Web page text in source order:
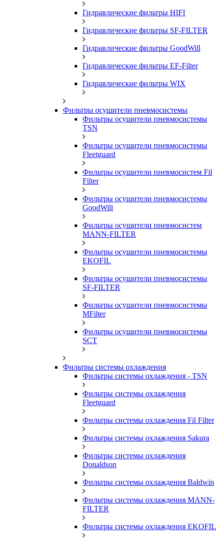
Гидравлические фильтры HIFI
Гидравлические фильтры SF-FILTER
Гидравлические фильтры GoodWill
Гидравлические фильтры EF-Filter
Гидравлические фильтры WIX
Фильтры осушители пневмосистемы
Фильтры осушители пневмосистемы
TSN
Фильтры осушители пневмосистемы
Fleetguard
Фильтры осушители пневмосистем Fil
Filter
Фильтры осушители пневмосистемы
GoodWill
Фильтры осушители пневмосистем
MANN-FILTER
Фильтры осушители пневмосистемы
EKOFIL
Фильтры осушители пневмосистемы
SF-FILTER
Фильтры осушители пневмосистемы
MFilter
Фильтры осушители пневмосистемы
SCT
Фильтры системы охлаждения
Фильтры системы охлаждения - TSN
Фильтры системы охлаждения
Fleetguard
Фильтры системы охлаждения Fil Filter
Фильтры системы охлаждения Sakura
Фильтры системы охлаждения
Donaldson
Фильтры системы охлаждения Baldwin
Фильтры системы охлаждения MANN-
FILTER
Фильтры системы охлаждения EKOFIL